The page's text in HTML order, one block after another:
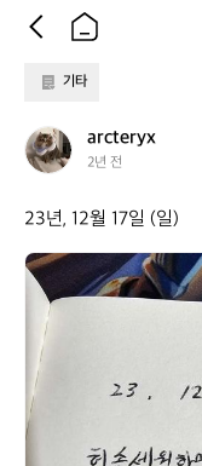
기타
a
r
t
e
r
y
arcteryx
2년 전
23년, 12월 17일 (일)
a
y
x